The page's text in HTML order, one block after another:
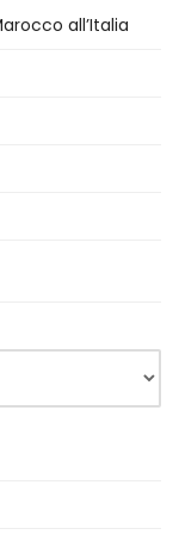
all’Italia